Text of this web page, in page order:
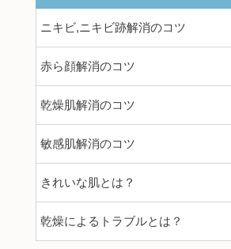
ニキビ,ニキビ跡解消のコツ
赤ら顔解消のコツ
乾燥肌解消のコツ
敏感肌解消のコツ
きれいな肌とは？
乾燥によるトラブルとは？